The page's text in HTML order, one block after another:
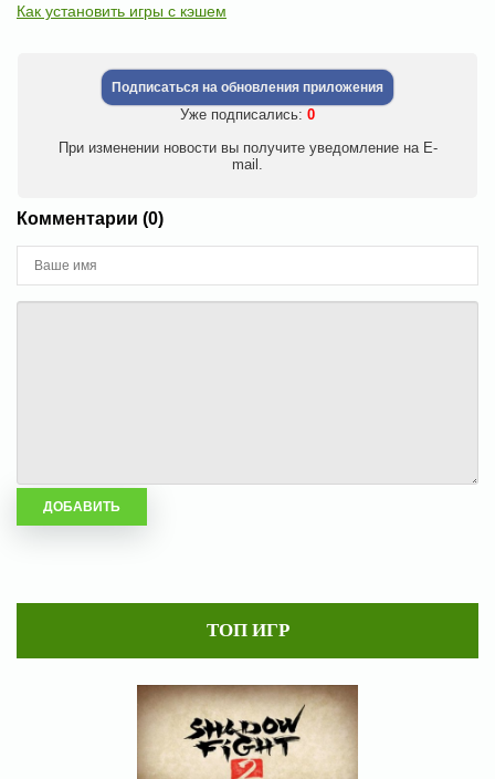
Как установить игры с кэшем
Подписаться на обновления приложения
Уже подписались: 0
При изменении новости вы получите уведомление на E-
mail.
Комментарии (0)
ТОП ИГР